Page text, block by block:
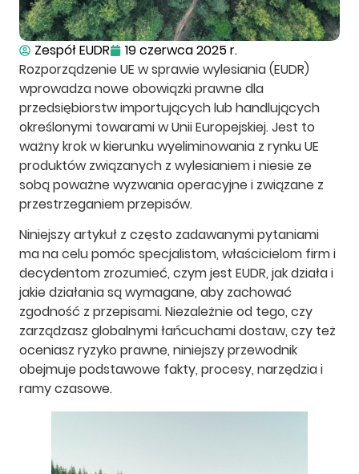
Zespół EUDR
19 czerwca 2025 r.
Rozporządzenie UE w sprawie wylesiania (EUDR)
wprowadza nowe obowiązki prawne dla
przedsiębiorstw importujących lub handlujących
określonymi towarami w Unii Europejskiej. Jest to
ważny krok w kierunku wyeliminowania z rynku UE
produktów związanych z wylesianiem i niesie ze
sobą poważne wyzwania operacyjne i związane z
przestrzeganiem przepisów.
Niniejszy artykuł z często zadawanymi pytaniami
ma na celu pomóc specjalistom, właścicielom firm i
decydentom zrozumieć, czym jest EUDR, jak działa i
jakie działania są wymagane, aby zachować
zgodność z przepisami. Niezależnie od tego, czy
zarządzasz globalnymi łańcuchami dostaw, czy też
oceniasz ryzyko prawne, niniejszy przewodnik
obejmuje podstawowe fakty, procesy, narzędzia i
ramy czasowe.